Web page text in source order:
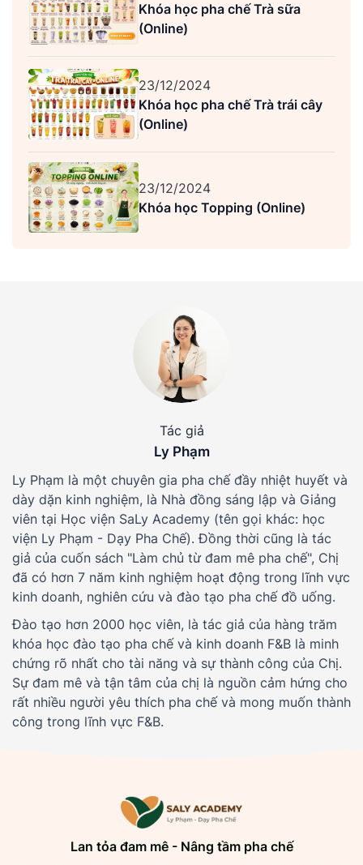
Khóa học pha chế Trà sữa
(Online)
23/12/2024
Khóa học pha chế Trà trái cây
(Online)
23/12/2024
Khóa học Topping (Online)
Tác giả
Ly Phạm
Ly Phạm là một chuyên gia pha chế đầy nhiệt huyết và
dày dặn kinh nghiệm, là Nhà đồng sáng lập và Giảng
viên tại Học viện SaLy Academy (tên gọi khác: học
viện Ly Phạm - Dạy Pha Chế). Đồng thời cũng là tác
giả của cuốn sách "Làm chủ từ đam mê pha chế", Chị
đã có hơn 7 năm kinh nghiệm hoạt động trong lĩnh vực
kinh doanh, nghiên cứu và đào tạo pha chế đồ uống.
Đào tạo hơn 2000 học viên, là tác giả của hàng trăm
khóa học đào tạo pha chế và kinh doanh F&B là minh
chứng rõ nhất cho tài năng và sự thành công của Chị.
Sự đam mê và tận tâm của chị là nguồn cảm hứng cho
rất nhiều người yêu thích pha chế và mong muốn thành
công trong lĩnh vực F&B.
Lan tỏa đam mê - Nâng tầm pha chế